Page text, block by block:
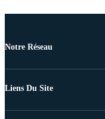
Notre Réseau
Liens Du Site